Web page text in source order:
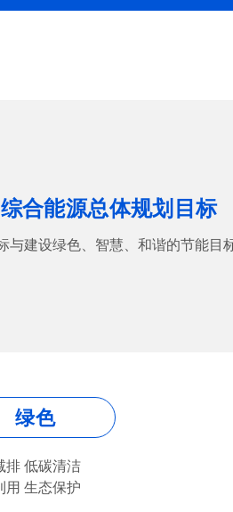
综合能源总体规划目标
与建设绿色、智慧、和谐的节能目
绿色
排 低碳清洁
用 生态保护